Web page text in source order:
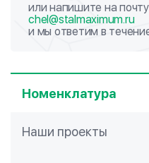
или напишите на почту
chel@stalmaximum.ru
и мы ответим в
Номенклатура
Наши проекты